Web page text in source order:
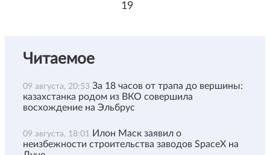
19
Читаемое
09 августа, 20:53 За 18 часов от трапа до вершины:
казахстанка родом из ВКО совершила
восхождение на Эльбрус
09 августа, 18:01 Илон Маск заявил о
неизбежности строительства заводов SpaceX на